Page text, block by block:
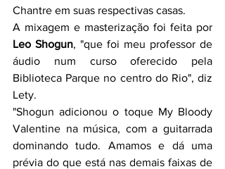
Chantre em suas respectivas casas.
Leo Shogun, "que foi meu professor de
áudio num curso oferecido pela
Biblioteca Parque no centro do Rio", diz
Lety.
"Shogun adicionou o toque My Bloody
Valentine na música, com a guitarrada
dominando tudo. Amamos e dá uma
prévia do que está nas demais faixas de